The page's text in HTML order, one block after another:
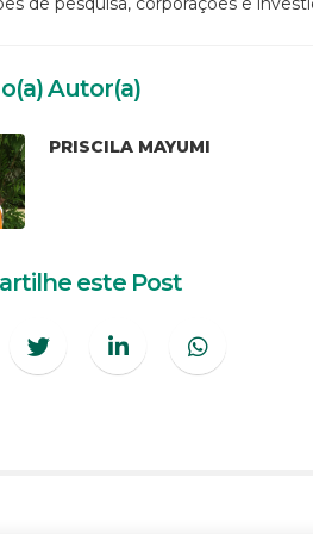
Autor(a)
PRISCILA MAYUMI
este Post